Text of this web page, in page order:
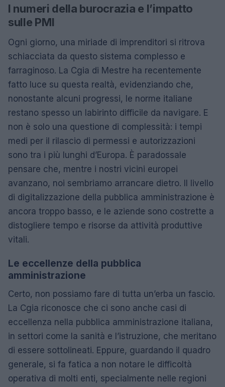
I numeri della burocrazia e l’impatto
sulle PMI
Ogni giorno, una miriade di imprenditori si ritrova
schiacciata da questo sistema complesso e
farraginoso. La Cgia di Mestre ha recentemente
fatto luce su questa realtà, evidenziando che,
nonostante alcuni progressi, le norme italiane
restano spesso un labirinto difficile da navigare. E
non è solo una questione di complessità: i tempi
medi per il rilascio di permessi e autorizzazioni
sono tra i più lunghi d’Europa. È paradossale
pensare che, mentre i nostri vicini europei
avanzano, noi sembriamo arrancare dietro. Il livello
di digitalizzazione della pubblica amministrazione è
ancora troppo basso, e le aziende sono costrette a
distogliere tempo e risorse da attività produttive
vitali.
Le eccellenze della pubblica
amministrazione
Certo, non possiamo fare di tutta un’erba un fascio.
La Cgia riconosce che ci sono anche casi di
eccellenza nella pubblica amministrazione italiana,
in settori come la sanità e l’istruzione, che meritano
di essere sottolineati. Eppure, guardando il quadro
generale, si fa fatica a non notare le difficoltà
operativa di molti enti, specialmente nelle regioni